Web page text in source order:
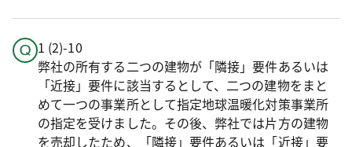
1 (2)-10
弊社の所有する二つの建物が「隣接」要件あるいは
「近接」要件に該当するとして、二つの建物をまと
めて一つの事業所として指定地球温暖化対策事業所
の指定を受けました。その後、弊社では片方の建物
を売却したため、「隣接」要件あるいは「近接」要